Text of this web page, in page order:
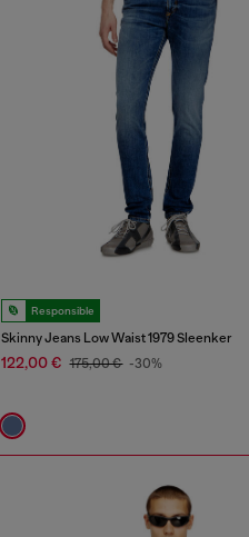
Responsible
Skinny Jeans Low Waist 1979 Sleenker
122,00 € 175,00 € -30%